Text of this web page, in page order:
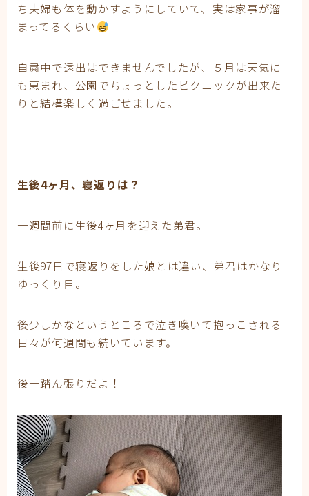
ち夫婦も体を動かすようにしていて、実は家事が溜
まってるくらい
自粛中で遠出はできませんでしたが、５月は天気に
も恵まれ、公園でちょっとしたピクニックが出来た
りと結構楽しく過ごせました。
生後4ヶ月、寝返りは？
一週間前に生後4ヶ月を迎えた弟君。
生後97日で寝返りをした娘とは違い、弟君はかなり
ゆっくり目。
後少しかなというところで泣き喚いて抱っこされる
日々が何週間も続いています。
後一踏ん張りだよ！